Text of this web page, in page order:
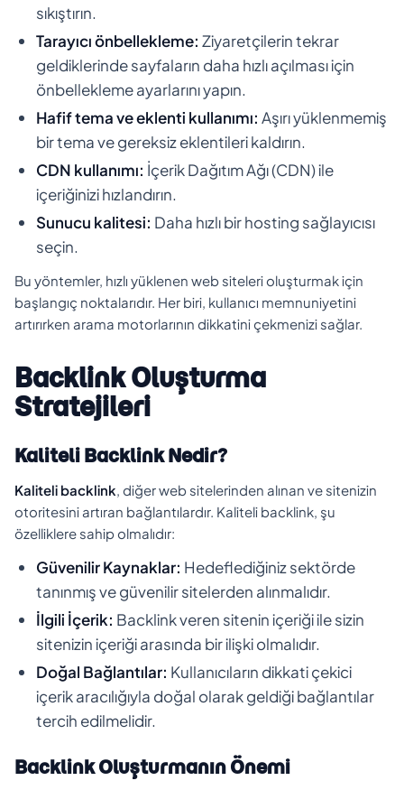
sıkıştırın.
Tarayıcı önbellekleme: Ziyaretçilerin tekrar
geldiklerinde sayfaların daha hızlı açılması için
önbellekleme ayarlarını yapın.
Hafif tema ve eklenti kullanımı: Aşırı yüklenmemiş
bir tema ve gereksiz eklentileri kaldırın.
CDN kullanımı: İçerik Dağıtım Ağı (CDN) ile
içeriğinizi hızlandırın.
Sunucu kalitesi: Daha hızlı bir hosting sağlayıcısı
seçin.
Bu yöntemler, hızlı yüklenen web siteleri oluşturmak için
başlangıç noktalarıdır. Her biri, kullanıcı memnuniyetini
artırırken arama motorlarının dikkatini çekmenizi sağlar.
Backlink Oluşturma
Stratejileri
Kaliteli Backlink Nedir?
Kaliteli backlink, diğer web sitelerinden alınan ve sitenizin
otoritesini artıran bağlantılardır. Kaliteli backlink, şu
özelliklere sahip olmalıdır:
Güvenilir Kaynaklar: Hedeflediğiniz sektörde
tanınmış ve güvenilir sitelerden alınmalıdır.
İlgili İçerik: Backlink veren sitenin içeriği ile sizin
sitenizin içeriği arasında bir ilişki olmalıdır.
Doğal Bağlantılar: Kullanıcıların dikkati çekici
içerik aracılığıyla doğal olarak geldiği bağlantılar
tercih edilmelidir.
Backlink Oluşturmanın Önemi